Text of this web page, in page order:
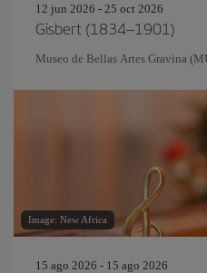
12 jun 2026 - 25 oct 2026
Gisbert (1834–1901)
Museo de Bellas Artes Gravina
Image: New Africa
15 ago 2026 - 15 ago 2026